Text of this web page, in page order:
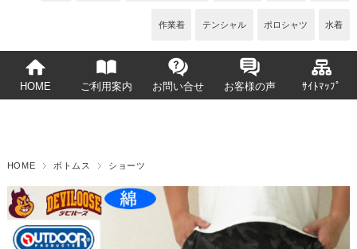
作業着 テンシャル ポロシャツ 水着
HOME ご利用案内 お問い合せ お客様の声 ｻｲﾄﾏｯﾌﾟ
HOME ボトムス ショーツ